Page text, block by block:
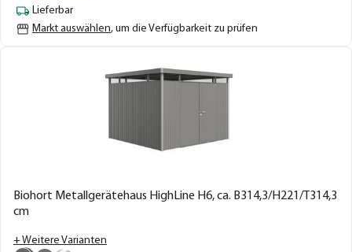
Lieferbar
Markt auswählen, um die Verfügbarkeit zu prüfen
Biohort Metallgerätehaus HighLine H6, ca. B314,3/H221/T314,3
cm
+ Weitere Varianten